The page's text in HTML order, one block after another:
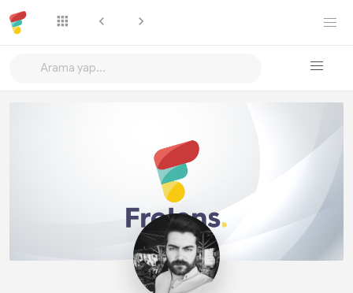
Takip Et